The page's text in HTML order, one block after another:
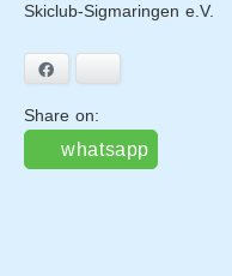
Skiclub-Sigmaringen e.V.
Share on:
whatsapp